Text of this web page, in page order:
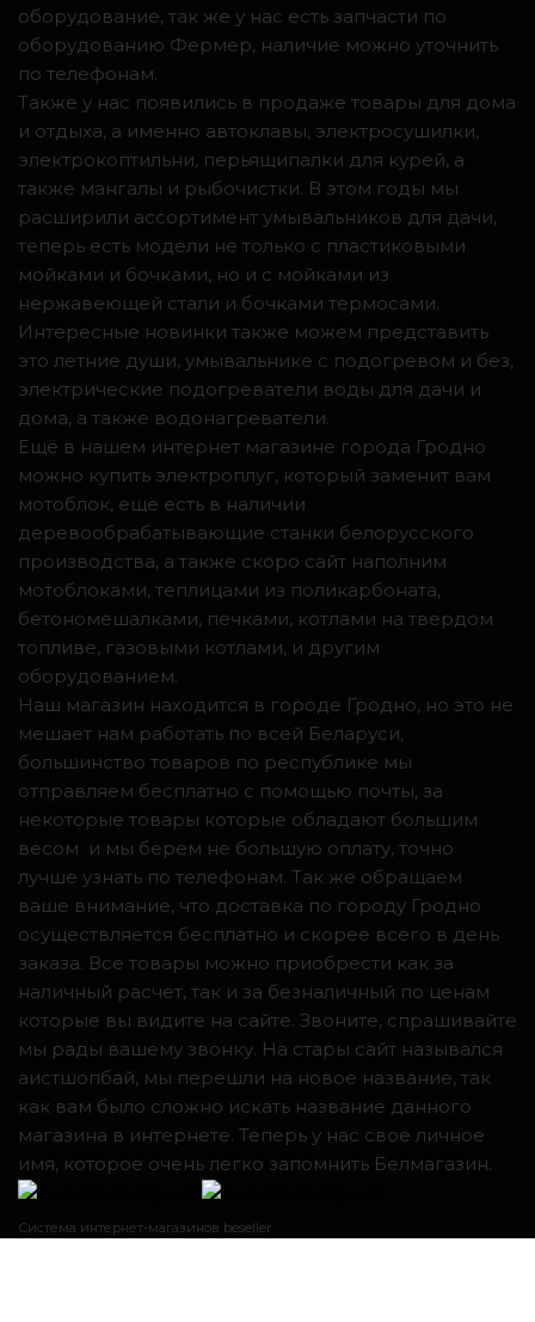
оборудование, так же у нас есть запчасти по
оборудованию Фермер, наличие можно уточнить
по телефонам.
Также у нас появились в продаже товары для дома
и отдыха, а именно автоклавы, электросушилки,
электрокоптильни, перьящипалки для курей, а
также мангалы и рыбочистки. В этом годы мы
расширили ассортимент умывальников для дачи,
теперь есть модели не только с пластиковыми
мойками и бочками, но и с мойками из
нержавеющей стали и бочками термосами.
Интересные новинки также можем представить
это летние души, умывальнике с подогревом и без,
электрические подогреватели воды для дачи и
дома, а также водонагреватели.
Ещё в нашем интернет магазине города Гродно
можно купить электроплуг, который заменит вам
мотоблок, ещё есть в наличии
деревообрабатывающие станки белорусского
производства, а также скоро сайт наполним
мотоблоками, теплицами из поликарбоната,
бетономешалками, печками, котлами на твердом
топливе, газовыми котлами, и другим
оборудованием.
Наш магазин находится в городе Гродно, но это не
мешает нам работать по всей Беларуси,
большинство товаров по республике мы
отправляем бесплатно с помощью почты, за
некоторые товары которые обладают большим
весом и мы берем не большую оплату, точно
лучше узнать по телефонам. Так же обращаем
ваше внимание, что доставка по городу Гродно
осуществляется бесплатно и скорее всего в день
заказа. Все товары можно приобрести как за
наличный расчет, так и за безналичный по ценам
которые вы видите на сайте. Звоните, спрашивайте
мы рады вашему звонку. На стары сайт назывался
аистшопбай, мы перешли на новое название, так
как вам было сложно искать название данного
магазина в интернете. Теперь у нас свое личное
имя, которое очень легко запомнить Белмагазин.
Система интернет-магазинов beseller